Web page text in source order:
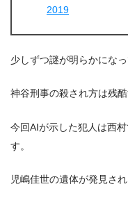
2019
少しずつ謎が明らかにな
神谷刑事の殺され方は残
今回AIが示した犯人は西
す。
児嶋佳世の遺体が発見さ